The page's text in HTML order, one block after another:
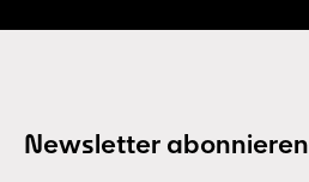
Newsletter abonnieren